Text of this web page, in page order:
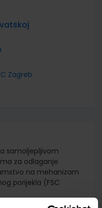
Zagreb
samoljepljivom
za odlaganje
na mehanizam
porijekla (FSC